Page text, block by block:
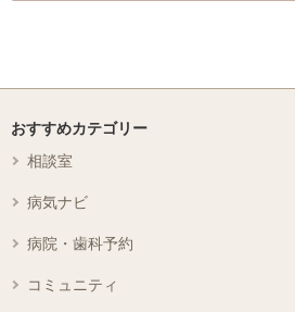
おすすめカテゴリー
相談室
病気ナビ
病院・歯科予約
コミュニティ